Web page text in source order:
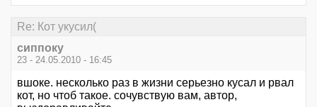
Re: Кот укусил(
сиппоку
23 - 24.05.2010 - 16:45
вшоке. несколько раз в жизни серьезно кусал и рвал
кот, но чтоб такое. сочувствую вам, автор,